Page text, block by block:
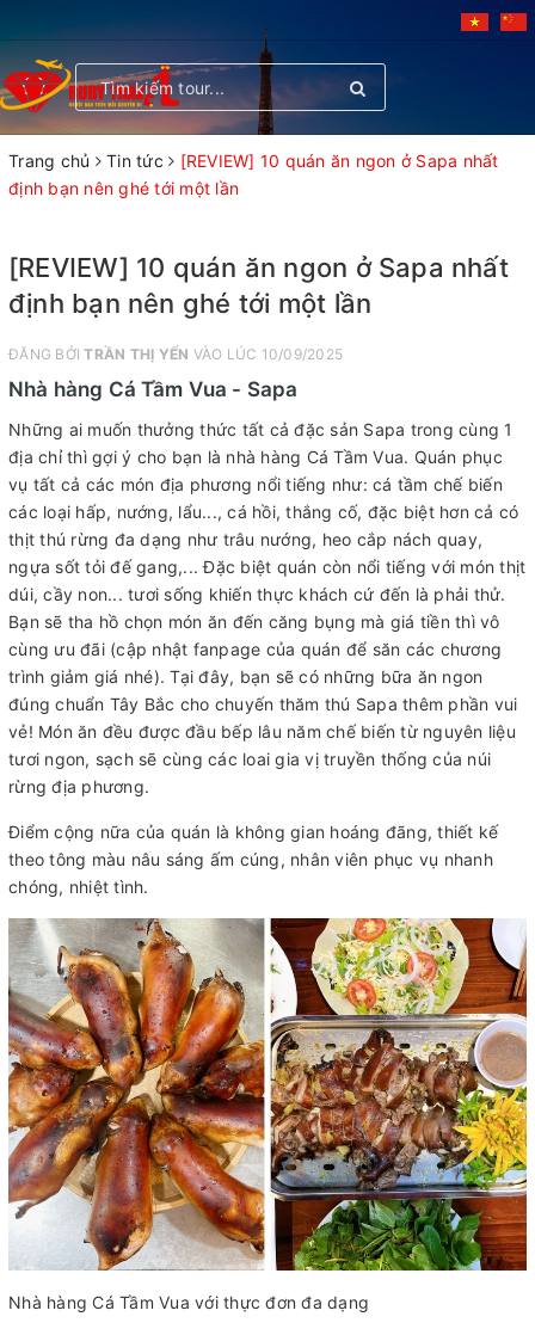
Toggle
navigation
Trang chủ Tin tức
[REVIEW] 10 quán ăn ngon ở Sapa nhất
định bạn nên ghé tới một lần
[REVIEW] 10 quán ăn ngon ở Sapa nhất
định bạn nên ghé tới một lần
ĐĂNG BỞITRẦN THỊ YẾN VÀO LÚC 10/09/2025
Nhà hàng Cá Tầm Vua - Sapa
Những ai muốn thưởng thức tất cả đặc sản Sapa trong cùng 1
địa chỉ thì gợi ý cho bạn là nhà hàng Cá Tầm Vua. Quán phục
vụ tất cả các món địa phương nổi tiếng như: cá tầm chế biến
các loại hấp, nướng, lẩu..., cá hồi, thắng cố, đặc biệt hơn cả có
thịt thú rừng đa dạng như trâu nướng, heo cắp nách quay,
ngựa sốt tỏi đế gang,... Đặc biệt quán còn nổi tiếng với món thịt
dúi, cầy non... tươi sống khiến thực khách cứ đến là phải thử.
Bạn sẽ tha hồ chọn món ăn đến căng bụng mà giá tiền thì vô
cùng ưu đãi (cập nhật fanpage của quán để săn các chương
trình giảm giá nhé). Tại đây, bạn sẽ có những bữa ăn ngon
đúng chuẩn Tây Bắc cho chuyến thăm thú Sapa thêm phần vui
vẻ! Món ăn đều được đầu bếp lâu năm chế biến từ nguyên liệu
tươi ngon, sạch sẽ cùng các loai gia vị truyền thống của núi
rừng địa phương.
Điểm cộng nữa của quán là không gian hoáng đãng, thiết kế
theo tông màu nâu sáng ấm cúng, nhân viên phục vụ nhanh
chóng, nhiệt tình.
Nhà hàng Cá Tầm Vua với thực đơn đa dạng